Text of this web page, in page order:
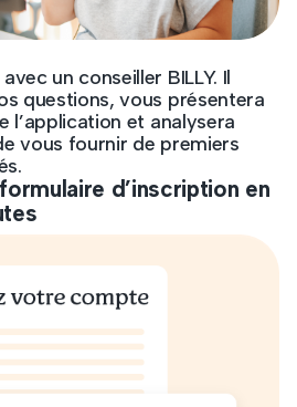
un conseiller BILLY. Il
questions, vous présentera
l’application et analysera
vous fournir de premiers
d’inscription en